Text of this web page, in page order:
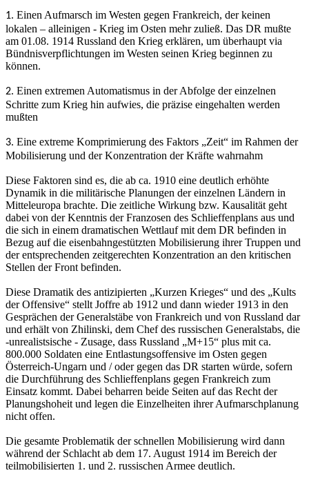
1. Einen Aufmarsch im Westen gegen Frankreich, der keinen
lokalen – alleinigen - Krieg im Osten mehr zuließ. Das DR mußte
am 01.08. 1914 Russland den Krieg erklären, um überhaupt via
Bündnisverpflichtungen im Westen seinen Krieg beginnen zu
können.
2. Einen extremen Automatismus in der Abfolge der einzelnen
Schritte zum Krieg hin aufwies, die präzise eingehalten werden
mußten
3. Eine extreme Komprimierung des Faktors „Zeit“ im Rahmen der
Mobilisierung und der Konzentration der Kräfte wahrnahm
Diese Faktoren sind es, die ab ca. 1910 eine deutlich erhöhte
Dynamik in die militärische Planungen der einzelnen Ländern in
Mitteleuropa brachte. Die zeitliche Wirkung bzw. Kausalität geht
dabei von der Kenntnis der Franzosen des Schlieffenplans aus und
die sich in einem dramatischen Wettlauf mit dem DR befinden in
Bezug auf die eisenbahngestützten Mobilisierung ihrer Truppen und
der entsprechenden zeitgerechten Konzentration an den kritischen
Stellen der Front befinden.
Diese Dramatik des antizipierten „Kurzen Krieges“ und des „Kults
der Offensive“ stellt Joffre ab 1912 und dann wieder 1913 in den
Gesprächen der Generalstäbe von Frankreich und von Russland dar
und erhält von Zhilinski, dem Chef des russischen Generalstabs, die
-unrealistsische - Zusage, dass Russland „M+15“ plus mit ca.
800.000 Soldaten eine Entlastungsoffensive im Osten gegen
Österreich-Ungarn und / oder gegen das DR starten würde, sofern
die Durchführung des Schlieffenplans gegen Frankreich zum
Einsatz kommt. Dabei beharren beide Seiten auf das Recht der
Planungshoheit und legen die Einzelheiten ihrer Aufmarschplanung
nicht offen.
Die gesamte Problematik der schnellen Mobilisierung wird dann
während der Schlacht ab dem 17. August 1914 im Bereich der
teilmobilisierten 1. und 2. russischen Armee deutlich.